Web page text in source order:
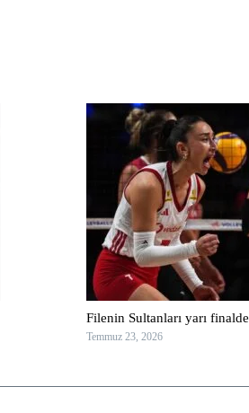
Filenin Sultanları yarı finalde
Temmuz 23, 2026